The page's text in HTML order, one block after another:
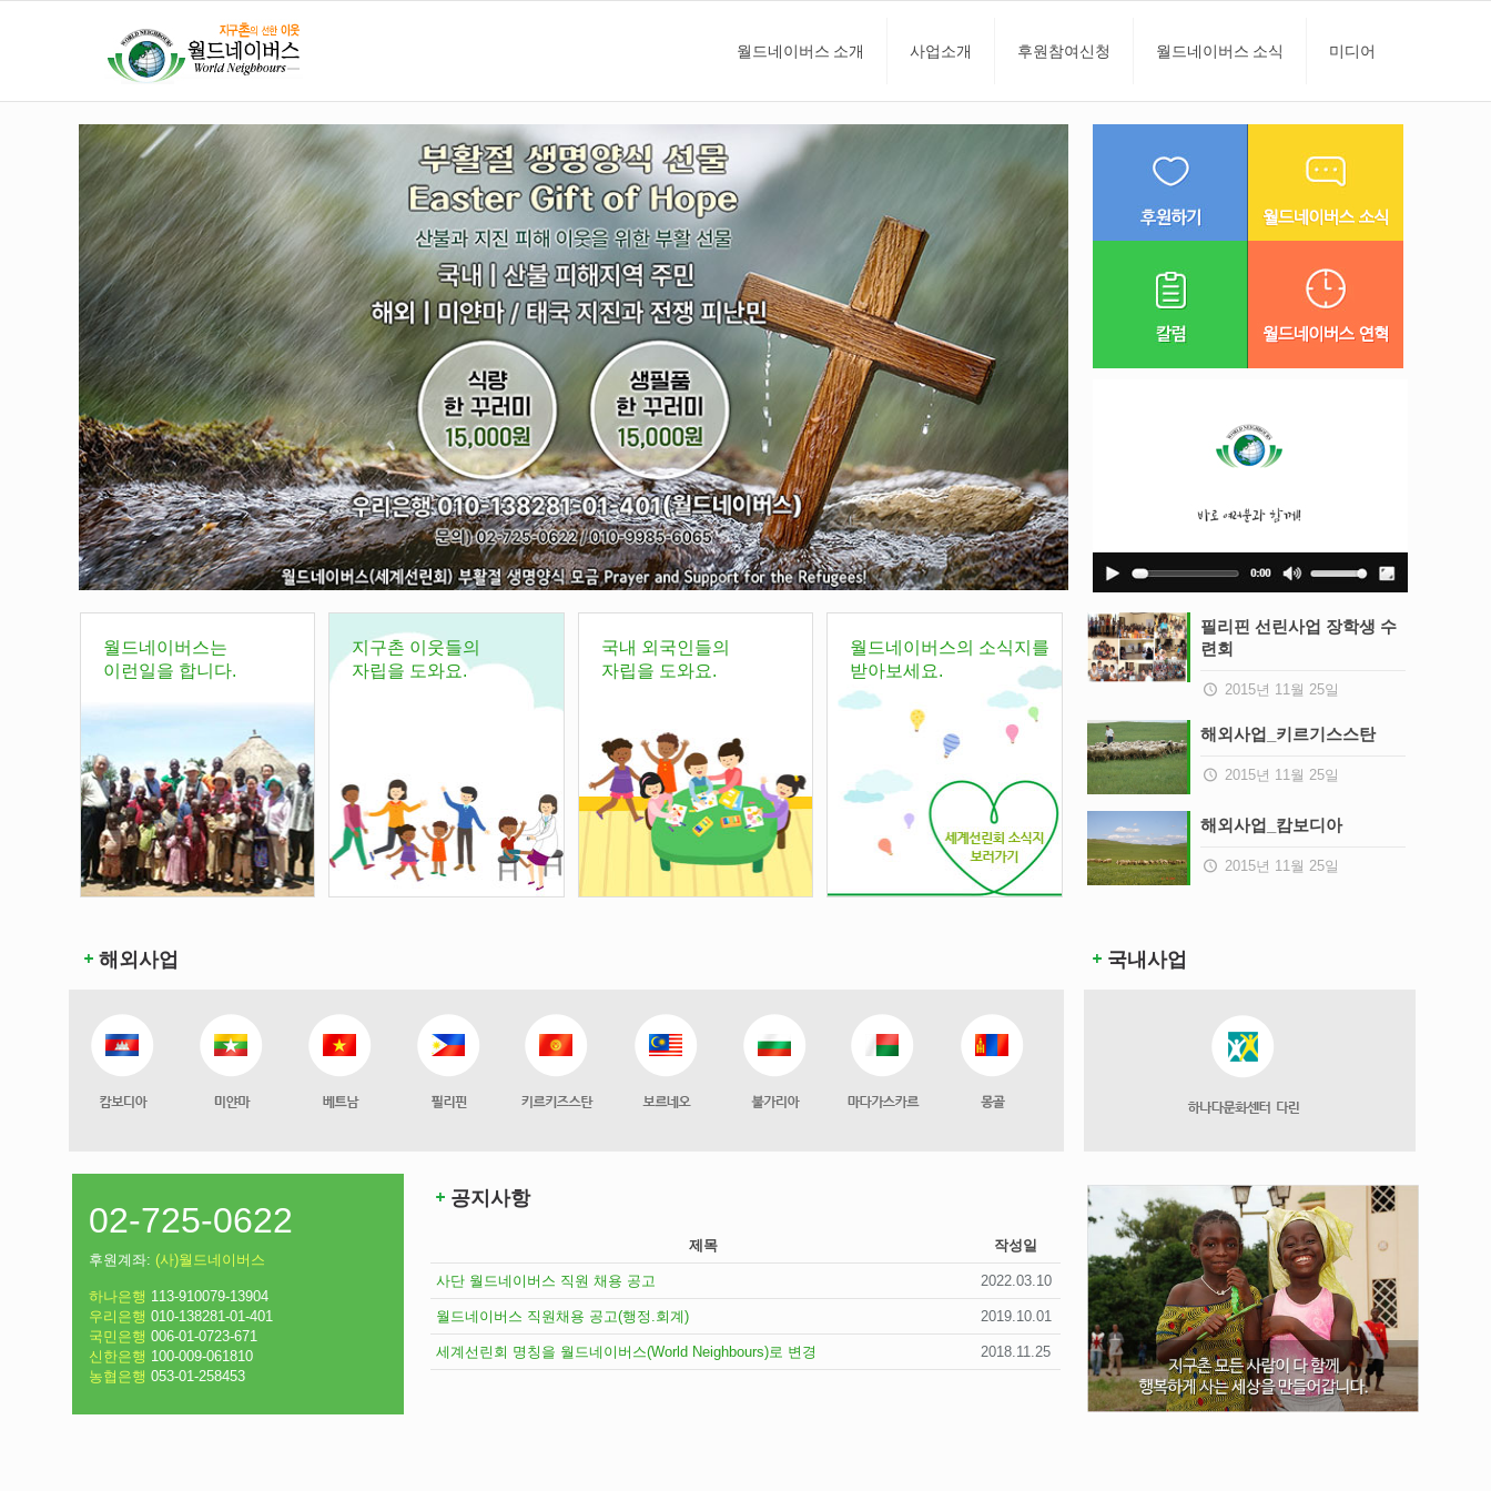
월드네이버스 소개 사업소개 후원참여신청 월드네이버스 소식 미디어
월드네이버스는
이런일을 합니다.
지구촌 이웃들의
자립을 도와요.
국내 외국인들의
자립을 도와요.
월드네이버스의 소식지를
받아보세요.
필리핀 선린사업 장학생 수
련회
2015년 11월 25일
해외사업_키르기스스탄
2015년 11월 25일
해외사업_캄보디아
2015년 11월 25일
해외사업 국내사업
02-725-0622
후원계좌:(사)월드네이버스
하나은행 113-910079-13904
우리은행 010-138281-01-401
국민은행 006-01-0723-671
신한은행 100-009-061810
농협은행 053-01-258453
공지사항
제목 작성일
사단 월드네이버스 직원 채용 공고 2022.03.10
월드네이버스 직원채용 공고(행정.회계) 2019.10.01
세계선린회 명칭을 월드네이버스(World Neighbours)로 변경 2018.11.25